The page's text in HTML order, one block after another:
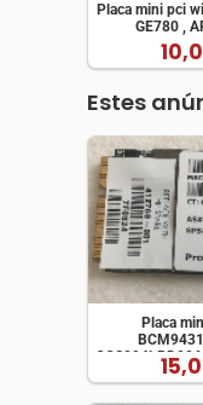
Placa mini pci
GE780 ,
Estes
Placa